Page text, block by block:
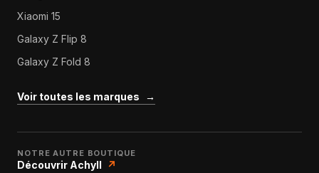
Xiaomi 15
Galaxy Z Flip 8
Galaxy Z Fold 8
Voir toutes les marques →
NOTRE AUTRE BOUTIQUE
Découvrir Achyll ↗